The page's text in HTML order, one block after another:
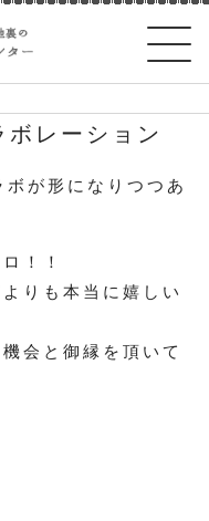
レーション
が形になりつつあ
！！
りも本当に嬉しい
会と御縁を頂いて